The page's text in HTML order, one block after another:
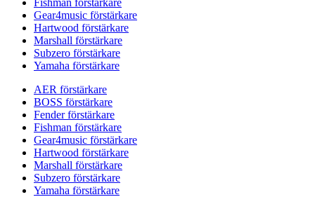
Gear4music förstärkare
Hartwood förstärkare
Marshall förstärkare
Subzero förstärkare
Yamaha förstärkare
AER förstärkare
BOSS förstärkare
Fender förstärkare
Fishman förstärkare
Gear4music förstärkare
Hartwood förstärkare
Marshall förstärkare
Subzero förstärkare
Yamaha förstärkare